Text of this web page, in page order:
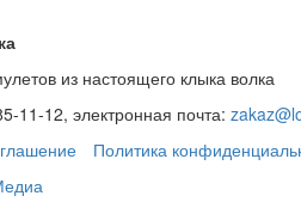
из настоящего клыка волка
11-12, электронная почта:
Политика